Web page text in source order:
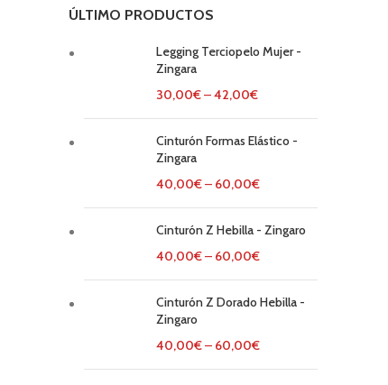
ÚLTIMO PRODUCTOS
Legging Terciopelo Mujer -
Zingara
30,00€–42,00€
Cinturón Formas Elástico -
Zingara
40,00€– 60,00€
Cinturón Z Hebilla - Zingaro
40,00€– 60,00€
Cinturón Z Dorado Hebilla -
Zingaro
40,00€– 60,00€